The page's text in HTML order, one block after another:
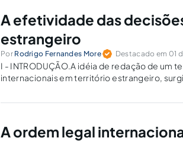
A efetividade das
estrangeiro
Por Rodrigo Fernandes More Destacado em 01
I - INTRODUÇÃO.A idéia de redação de um
internacionais em território estrangeiro,
A ordem legal